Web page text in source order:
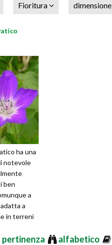
Fioritura dimensione
ha una
notevole
ben
a
a
in terreni
pertinenza alfabetico